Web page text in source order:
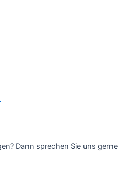
Dann sprechen Sie uns gerne